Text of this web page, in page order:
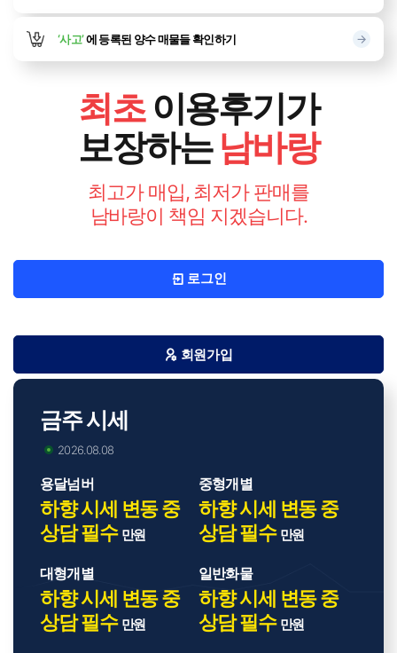
‘사고’에 등록된 양수 매물들 확인하기
최초이용후기가
보장하는남바랑
최고가 매입, 최저가 판매를
남바랑이 책임 지겠습니다.
로그인
회원가입
금주 시세
2026.08.08
용달넘버
하향 시세 변동 중
상담 필수 만원
중형개별
하향 시세 변동 중
상담 필수 만원
대형개별
하향 시세 변동 중
상담 필수 만원
일반화물
하향 시세 변동 중
상담 필수 만원